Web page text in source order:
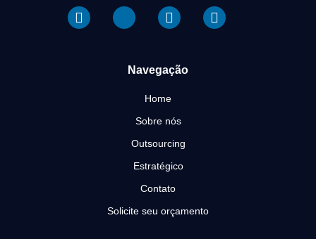
Navegação
Home
Sobre nós
Outsourcing
Estratégico
Contato
Solicite seu orçamento